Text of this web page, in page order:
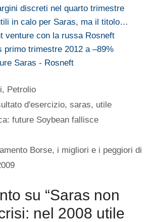
discreti nel quarto trimestre
in calo per Saras, ma il titolo…
venture con la russa Rosneft
primo trimestre 2012 a –89%
Saras - Rosneft
, Petrolio
d'esercizio,saras, utile
future Soybean fallisce
Borse, i migliori e i peggiori di
su “Saras non
nel 2008 utile